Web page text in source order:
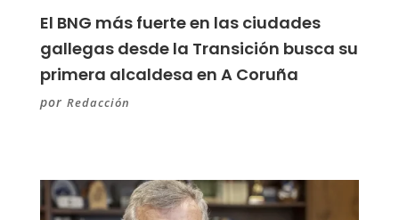
El BNG más fuerte en las ciudades
gallegas desde la Transición busca su
primera alcaldesa en A Coruña
por Redacción